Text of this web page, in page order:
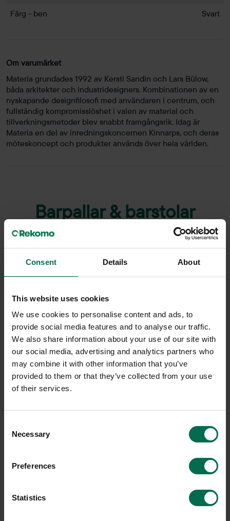
Consent Details About
This website uses cookies
We use cookies to personalise content and ads, to
provide social media features and to analyse our traffic.
We also share information about your use of our site with
our social media, advertising and analytics partners who
may combine it with other information that you’ve
provided to them or that they’ve collected from your use
of their services.
Selection
Necessary
Preferences
Statistics
Färg - ben
Svart
Om varumärket
Materia grundades 1992 av Kersti Sandin och Lars Bülow,
båda arkitekter och industridesigners. Kombinationen av en
nyskapande designfilosofi med användaren i centrum, och
fullständig kompromisslöshet i valen av material och
tillverkningsmetoder blev snabbt framgångsrik. Idag är
Materia en del av inredningskoncernen Kinnarps, och deras
möteskoncept och produkter används över hela världen.
Barpallar & barstolar
nya barpallar och barstolar till bra priser. Vi har ett stort
sortiment i varierad stil, design, material och höjd från kända
med flera. Utforska vårt sortiment av barstolar idag!
Lammhults
950 kr